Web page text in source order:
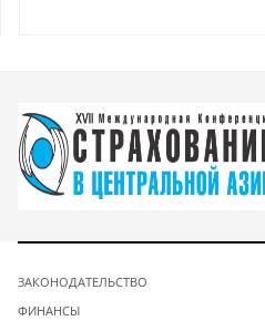
ЗАКОНОДАТЕЛЬСТВО
ФИНАНСЫ